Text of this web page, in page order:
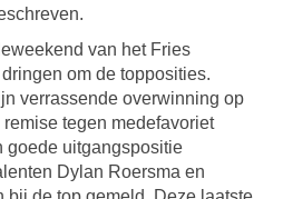
van het Fries
om de topposities.
verrassende overwinning op
tegen medefavoriet
goede uitgangspositie
Dylan Roersma en